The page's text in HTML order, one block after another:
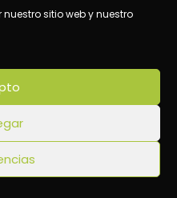
sitio web y nuestro
derecho de realizar las
exclusivo criterio.
o apropiadas
del usuario, incluida la
contribución infringe las
de propiedad intelectual
de los usuarios o del
responsabilidad para WAKE